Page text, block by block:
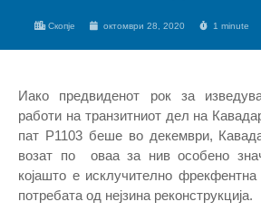
Скопје октомври 28, 2020 1 minute
Иако предвиденот рок за
работи на транзитниот дел на
пат Р1103 беше во декември,
возат по оваа за нив особено
којашто е исклучително
потребата од нејзина реконструкција.